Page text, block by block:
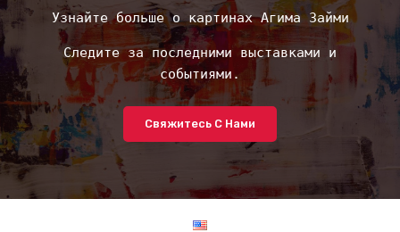
Узнайте больше о картинах Агима Займи
Следите за последними выставками и
событиями.
Свяжитесь С Нами